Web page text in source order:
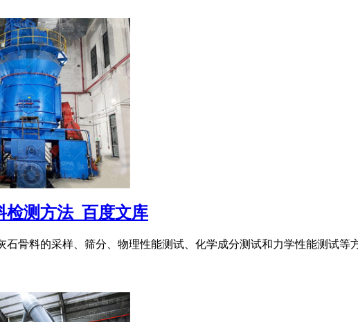
检测方法_百度文库
石骨料的采样、筛分、物理性能测试、化学成分测试和力学性能测试